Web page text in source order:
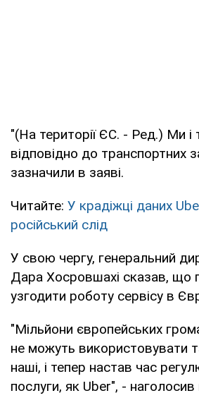
"(На території ЄС. - Ред.) Ми і
відповідно до транспортних
зазначили в заяві.
Читайте: У крадіжці даних
російський слід
У свою чергу, генеральний
Дара Хосровшахі сказав, що
узгодити роботу сервісу в
"Мільйони європейських
не можуть використовувати
наші, і тепер настав час
послуги, як Uber", - наголосив